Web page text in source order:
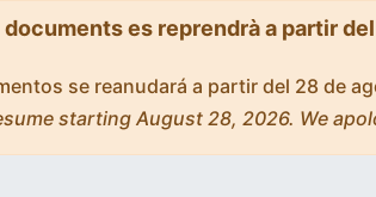
es reprendrà a partir
se reanudará a partir del 28 de
starting August 28, 2026. We